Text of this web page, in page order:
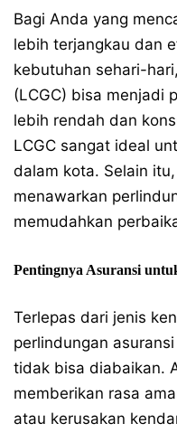
Bagi Anda yang
lebih terjangkau dan
kebutuhan sehari-
(LCGC) bisa menjadi
lebih rendah dan
LCGC sangat ideal
dalam kota. Selain
menawarkan
memudahkan
Pentingnya Asuransi
Terlepas dari jenis
perlindungan
tidak bisa diabaikan.
memberikan rasa
atau kerusakan